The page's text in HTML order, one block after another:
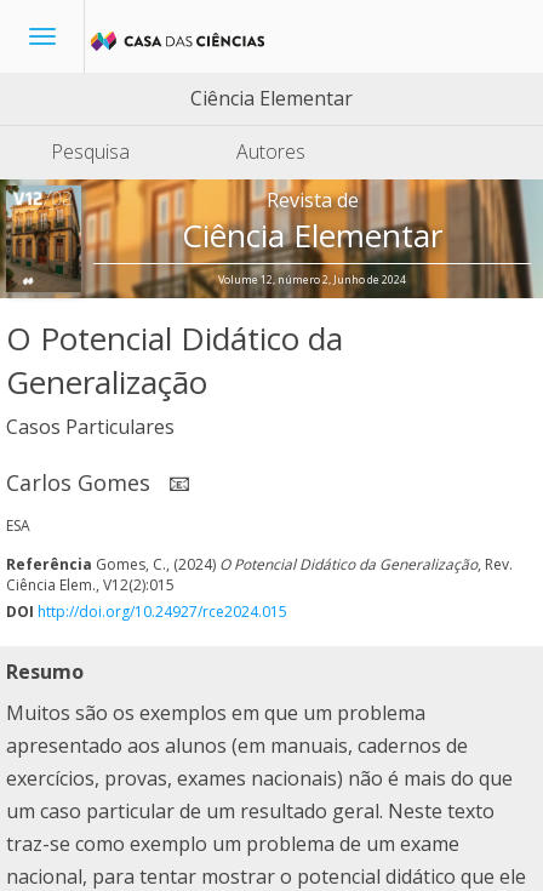
Toggle
Ciência Elementar
Pesquisa
Autores
Revista de
Ciência Elementar
Volume 12, número 2, Junho de 2024
O Potencial Didático da
Generalização
Casos Particulares
Carlos Gomes 📧
ESA
Referência Gomes, C., (2024) O Potencial Didático da Generalização, Rev.
Ciência Elem., V12(2):015
DOI http://doi.org/10.24927/rce2024.015
Resumo
Muitos são os exemplos em que um problema
apresentado aos alunos (em manuais, cadernos de
exercícios, provas, exames nacionais) não é mais do que
um caso particular de um resultado geral. Neste texto
traz-se como exemplo um problema de um exame
nacional, para tentar mostrar o potencial didático que ele